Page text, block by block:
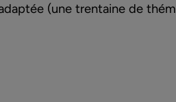
(une trentaine de